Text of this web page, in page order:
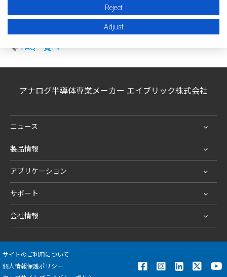
製品に関するお問い合わせフォーム
FAQ一覧へ
アナログ半導体専業メーカー エイブリック株式会社
ニュース
製品情報
アプリケーション
サポート
会社情報
サイトのご利用について
個人情報保護ポリシー
Reject
Adjust